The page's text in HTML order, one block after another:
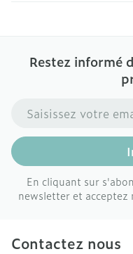
Restez informé
Adresse mail
En cliquant sur
newsletter et acceptez
Contactez nous